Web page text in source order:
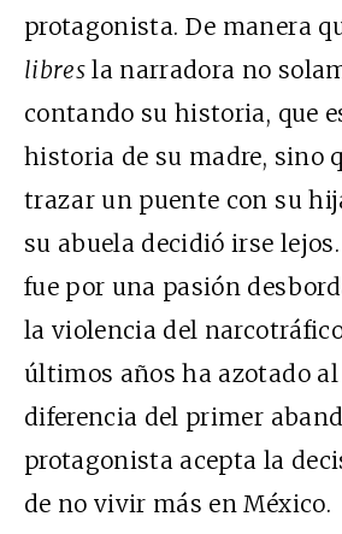
protagonista. De manera
libres la narradora no
contando su historia, que
historia de su madre, sino
trazar un puente con su
su abuela decidió irse
fue por una pasión
la violencia del
últimos años ha azotado al
diferencia del primer
protagonista acepta la
de no vivir más en México.